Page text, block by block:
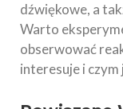
dźwiękowe, a
Warto
obserwować
interesuje i